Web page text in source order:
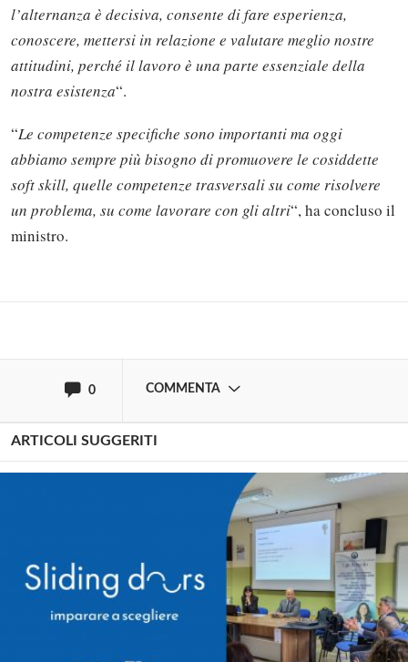
l’alternanza è decisiva, consente di fare esperienza,
conoscere, mettersi in relazione e valutare meglio nostre
attitudini, perché il lavoro è una parte essenziale della
nostra esistenza“.
“Le competenze specifiche sono importanti ma oggi
abbiamo sempre più bisogno di promuovere le cosiddette
soft skill, quelle competenze trasversali su come risolvere
un problema, su come lavorare con gli altri“, ha concluso il
ministro.
0 COMMENTA
Solo gli utenti registrati possono
commentare!
ARTICOLI SUGGERITI